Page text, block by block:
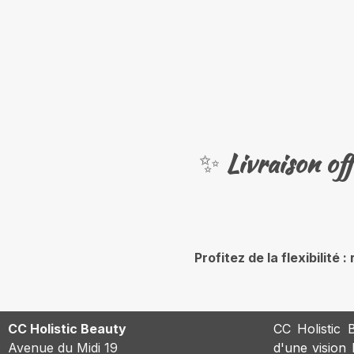
✨ Livraison
Profitez de la flexibilité :
CC Holistic
d'une vision
CC Holistic Beauty
Avenue du Midi 19